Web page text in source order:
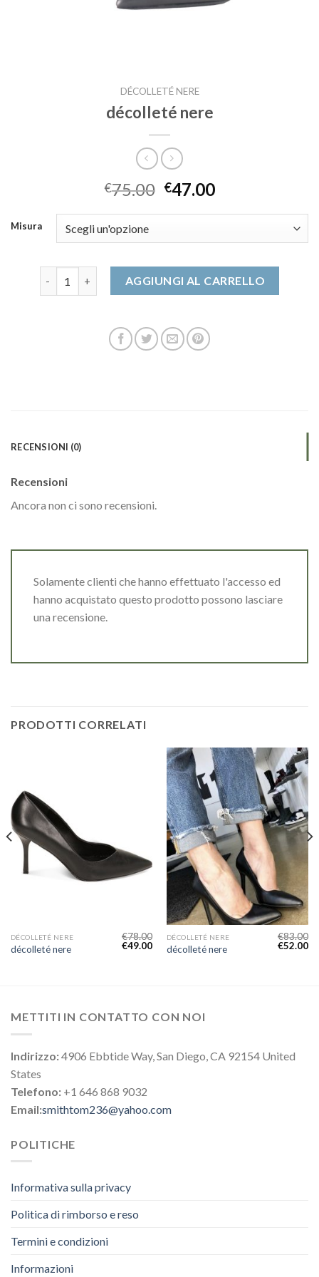
DÉCOLLETÉ NERE
décolleté nere
€75.00 €47.00
Misura
décolleté nere quantitàAGGIUNGI AL CARRELLO
RECENSIONI (0)
Recensioni
Ancora non ci sono recensioni.
Solamente clienti che hanno effettuato l'accesso ed
hanno acquistato questo prodotto possono lasciare
una recensione.
PRODOTTI CORRELATI
DÉCOLLETÉ NERE
décolleté nere
€78.00
€49.00
DÉCOLLETÉ NERE
décolleté nere
€83.00
€52.00
METTITI IN CONTATTO CON NOI
Indirizzo:4906 Ebbtide Way, San Diego, CA 92154 United
States
Telefono: +1 646 868 9032
Email:smithtom236@yahoo.com
POLITICHE
Informativa sulla privacy
Politica di rimborso e reso
Termini e condizioni
Informazioni